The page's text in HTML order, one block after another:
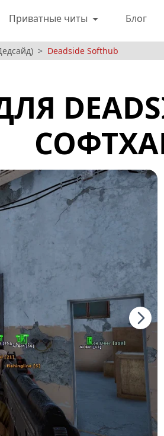
Приватные читы Блог
Deadside Softhub